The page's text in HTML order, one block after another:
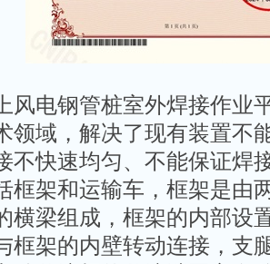
风电钢管桩室外焊接作业
领域，解决了现有装置不
不快速均匀、不能保证焊
框架和运输车，框架是由
横梁组成，框架的内部设
框架的内壁转动连接，支